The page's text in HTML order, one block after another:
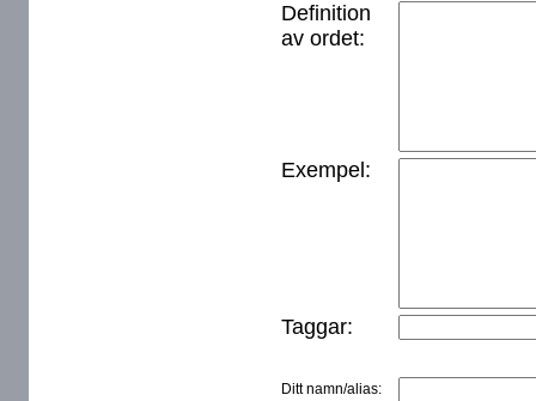
Definition
av ordet:
Exempel:
Taggar:
Ditt namn/alias: